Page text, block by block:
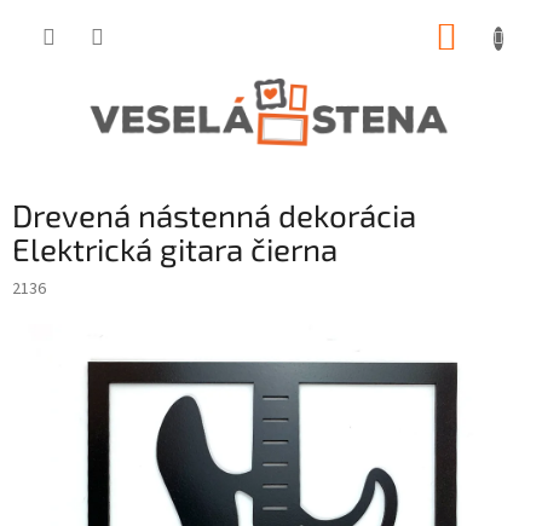
Drevená nástenná dekorácia
Elektrická gitara čierna
2136